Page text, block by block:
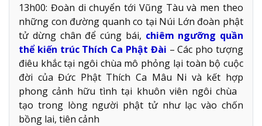
13h00: Đoàn di chuyển tới Vũng Tàu và men theo
những con đường quanh co tại Núi Lớn đoàn phật
tử dừng chân để cúng bái, chiêm ngưỡng quần
thể kiến trúc Thích Ca Phật Đài – Các pho tượng
điêu khắc tại ngôi chùa mô phỏng lại toàn bộ cuộc
đời của Đức Phật Thích Ca Mâu Ni và kết hợp
phong cảnh hữu tình tại khuôn viên ngôi chùa
tạo trong lòng người phật tử như lạc vào chốn
bồng lai, tiên cảnh